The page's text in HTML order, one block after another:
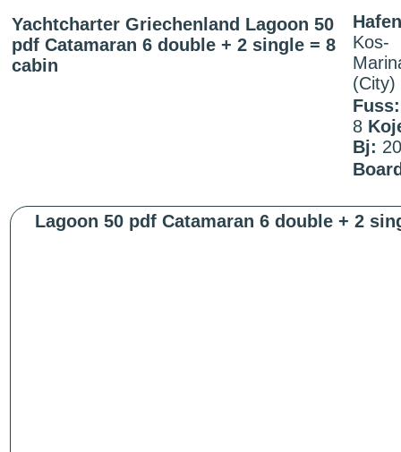
Yachtcharter Griechenland Lagoon 50
pdf Catamaran 6 double + 2 single = 8
cabin
Kos-
(City)
Fuss:
8
Bj:
Lagoon 50 pdf Catamaran 6 double + 2